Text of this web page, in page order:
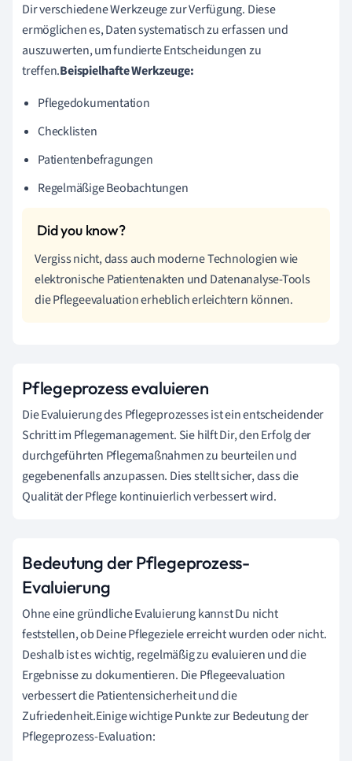
Dir verschiedene Werkzeuge zur Verfügung. Diese
ermöglichen es, Daten systematisch zu erfassen und
auszuwerten, um fundierte Entscheidungen zu
treffen.Beispielhafte Werkzeuge:
Pflegedokumentation
Checklisten
Patientenbefragungen
Regelmäßige Beobachtungen
Vergiss nicht, dass auch moderne Technologien wie
elektronische Patientenakten und Datenanalyse-Tools
die Pflegeevaluation erheblich erleichtern können.
Pflegeprozess evaluieren
Die Evaluierung des Pflegeprozesses ist ein entscheidender
Schritt im Pflegemanagement. Sie hilft Dir, den Erfolg der
durchgeführten Pflegemaßnahmen zu beurteilen und
gegebenenfalls anzupassen. Dies stellt sicher, dass die
Qualität der Pflege kontinuierlich verbessert wird.
Bedeutung der Pflegeprozess-
Evaluierung
Ohne eine gründliche Evaluierung kannst Du nicht
feststellen, ob Deine Pflegeziele erreicht wurden oder nicht.
Deshalb ist es wichtig, regelmäßig zu evaluieren und die
Ergebnisse zu dokumentieren. Die Pflegeevaluation
verbessert die Patientensicherheit und die
Zufriedenheit.Einige wichtige Punkte zur Bedeutung der
Pflegeprozess-Evaluation: